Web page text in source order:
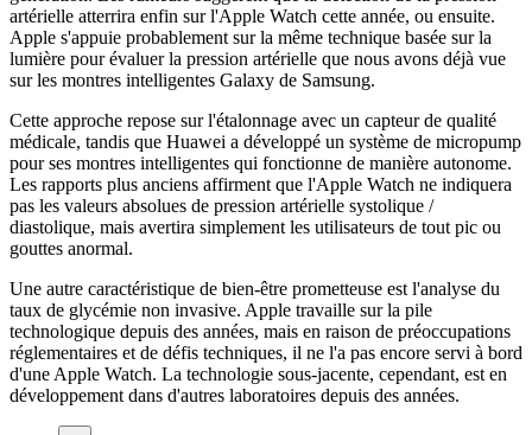
artérielle atterrira enfin sur l'Apple Watch cette année, ou ensuite.
Apple s'appuie probablement sur la même technique basée sur la
lumière pour évaluer la pression artérielle que nous avons déjà vue
sur les montres intelligentes Galaxy de Samsung.
Cette approche repose sur l'étalonnage avec un capteur de qualité
médicale, tandis que Huawei a développé un système de micropump
pour ses montres intelligentes qui fonctionne de manière autonome.
Les rapports plus anciens affirment que l'Apple Watch ne indiquera
pas les valeurs absolues de pression artérielle systolique /
diastolique, mais avertira simplement les utilisateurs de tout pic ou
gouttes anormal.
Une autre caractéristique de bien-être prometteuse est l'analyse du
taux de glycémie non invasive. Apple travaille sur la pile
technologique depuis des années, mais en raison de préoccupations
réglementaires et de défis techniques, il ne l'a pas encore servi à bord
d'une Apple Watch. La technologie sous-jacente, cependant, est en
développement dans d'autres laboratoires depuis des années.